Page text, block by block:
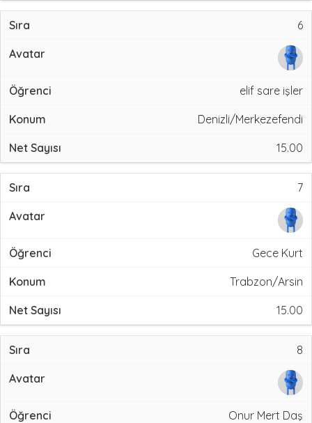
6
elif sare işler
Denizli/Merkezefendi
15.00
7
Gece Kurt
Trabzon/Arsin
15.00
8
Onur Mert Daş